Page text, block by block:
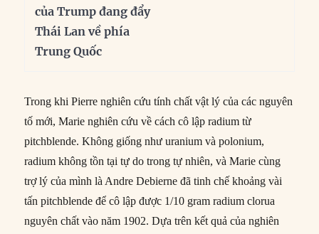
của Trump đang đẩy
Thái Lan về phía
Trung Quốc
Trong khi Pierre nghiên cứu tính chất vật lý của các nguyên
tố mới, Marie nghiên cứu về cách cô lập radium từ
pitchblende. Không giống như uranium và polonium,
radium không tồn tại tự do trong tự nhiên, và Marie cùng
trợ lý của mình là Andre Debierne đã tinh chế khoảng vài
tấn pitchblende để cô lập được 1/10 gram radium clorua
nguyên chất vào năm 1902. Dựa trên kết quả của nghiên